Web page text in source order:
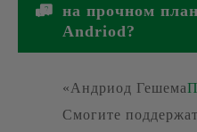
на прочном
Andriod?
«Андриод Гешема
Смогите